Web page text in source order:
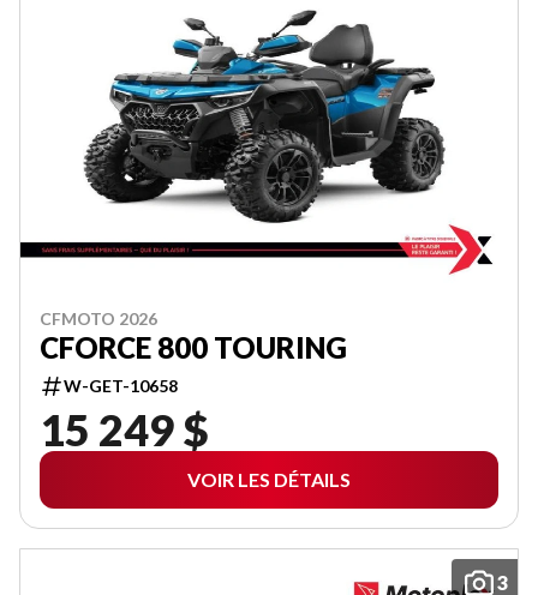
CFMOTO 2026
CFORCE 800 TOURING
W-GET-10658
15 249 $
VOIR LES DÉTAILS
3